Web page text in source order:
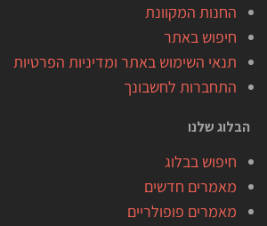
החנות המקוונת
חיפוש באתר
תנאי השימוש באתר ומדיניות הפרטיות
התחברות לחשבונך
הבלוג שלנו
חיפוש בבלוג
מאמרים חדשים
מאמרים פופולריים